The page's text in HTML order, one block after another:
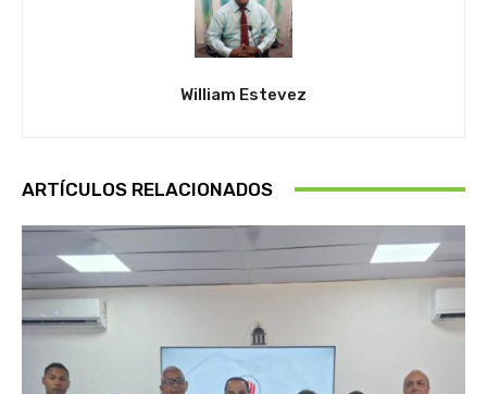
William Estevez
ARTÍCULOS RELACIONADOS